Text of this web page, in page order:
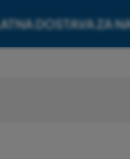
DOSTAVA ZA